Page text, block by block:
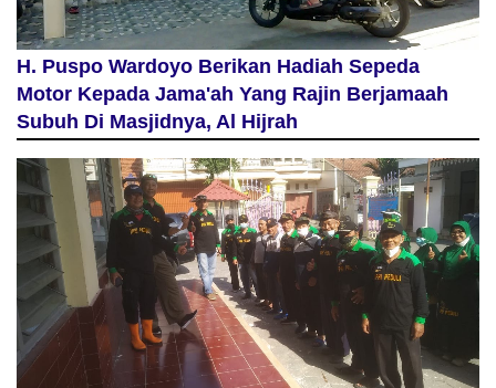
H. Puspo Wardoyo Berikan Hadiah Sepeda
Motor Kepada Jama'ah Yang Rajin Berjamaah
Subuh Di Masjidnya, Al Hijrah